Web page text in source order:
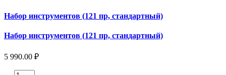
Набор инструментов (121 пр, стандартный)
Набор инструментов (121 пр, стандартный)
5 990.00 ₽